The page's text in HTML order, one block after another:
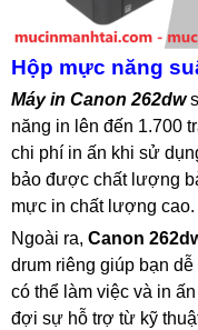
Hộp mực năng
Máy in Canon 262dw
năng in lên đến 1.700
chi phí in ấn khi sử
bảo được chất lượng
mực in chất lượng cao.
Ngoài ra, Canon
drum riêng giúp bạn
có thể làm việc và in
đợi sự hỗ trợ từ kỹ